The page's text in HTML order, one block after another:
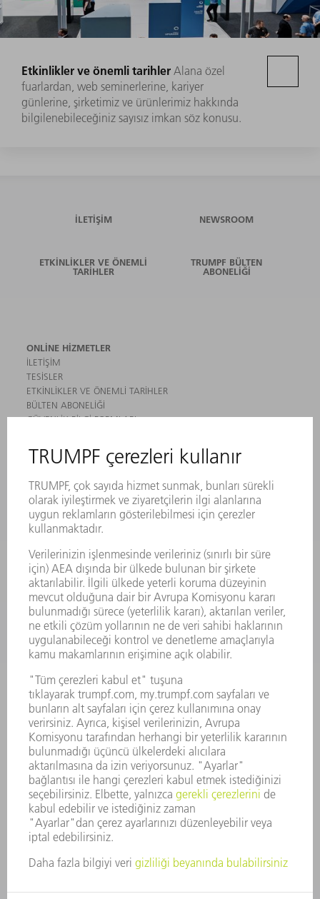
Etkinlikler ve önemli tarihler Alana özel
fuarlardan, web seminerlerine, kariyer
günlerine, şirketimiz ve ürünlerimiz hakkında
bilgilenebileceğiniz sayısız imkan söz konusu.
İLETIŞIM NEWSROOM
ETKINLIKLER VE ÖNEMLI
TARIHLER
TRUMPF BÜLTEN
ABONELIĞI
ONLINE HIZMETLER
İLETIŞIM
TESISLER
ETKINLIKLER VE ÖNEMLI TARIHLER
BÜLTEN ABONELIĞI
GÜVENLIK BILGI FORMLARI
MAKINALAR VE SISTEMLER
LAZER
ELEKTRIKLI ALETLER
SMART FACTORY
YAZILIM
SERVISLER
UYGULAMALAR
SEKTÖRLER
ŞIRKET
KARIYER
SUNULAN POZISYONLAR
ŞIRKET PROFILI
YÖNETIM
FAALIYET RAPORU
ŞIRKET PRENSIPLERI
MEVZUATLARA UYUM
BILDIRIM SISTEMI
GÜVENLIK
BASIN BÜLTENLERI
DERGILER
SÜRDÜRÜLEBILIRLIK
ÇEVRE VE IKLIM
SOSYAL VE TOPLUMSAL KONULAR
ŞIRKET YÖNETIMI